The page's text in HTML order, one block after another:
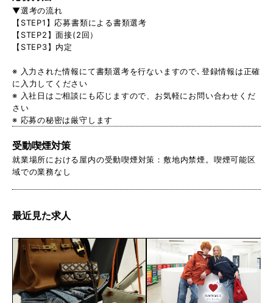
▼選考の流れ
【STEP1】応募書類による書類選考
【STEP2】面接(2回）
【STEP3】内定
※ 入力された情報にて書類選考を行ないますので､登録情報は正確
に入力してください
※ 入社日はご相談にも応じますので、お気軽にお問い合わせくだ
さい
※ 応募の秘密は厳守します
受動喫煙対策
就業場所における屋内の受動喫煙対策：敷地内禁煙。喫煙可能区
域での業務なし
最近見た求人